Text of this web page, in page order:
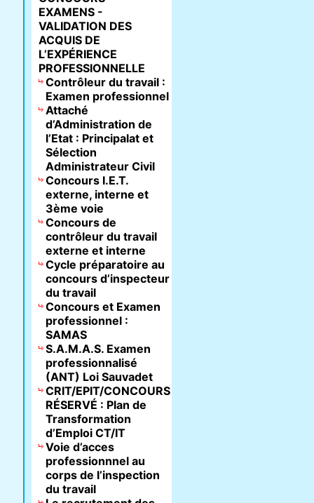
EXAMENS -
VALIDATION DES
ACQUIS DE
L’EXPÉRIENCE
PROFESSIONNELLE
Contrôleur du travail :
Examen professionnel
Attaché
d’Administration de
l’Etat : Principalat et
Sélection
Administrateur Civil
Concours I.E.T.
externe, interne et
3ème voie
Concours de
contrôleur du travail
externe et interne
Cycle préparatoire au
concours d’inspecteur
du travail
Concours et Examen
professionnel :
SAMAS
S.A.M.A.S. Examen
professionnalisé
(ANT) Loi Sauvadet
CRIT/EPIT/CONCOURS
RÉSERVÉ : Plan de
Transformation
d’Emploi CT/IT
Voie d’acces
professionnnel au
corps de l’inspection
du travail